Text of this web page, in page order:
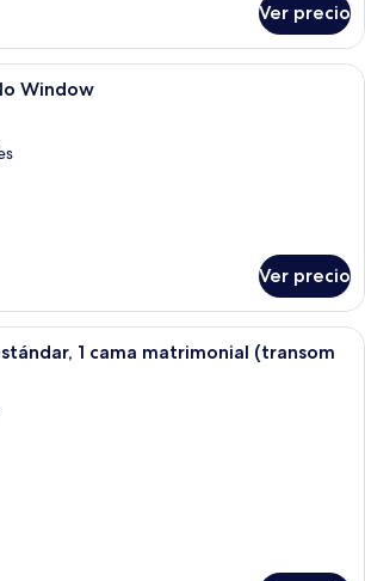
Ver precio
Una habitación de hotel con dos
Window
Ver precio
Un dormitorio con cama, escritorio,
1 cama matrimonial (transom